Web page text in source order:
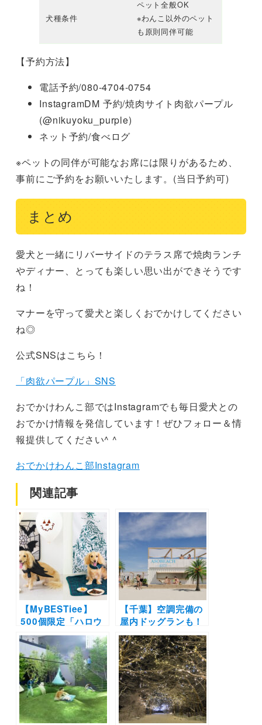
犬種条件
ペット全般OK
※わんこ以外のペット
も原則同伴可能
【予約方法】
電話予約/080-4704-0754
InstagramDM 予約/焼肉サイト肉欲パープル
(@nikuyoku_purple)
ネット予約/食べログ
※ペットの同伴が可能なお席には限りがあるため、
事前にご予約をお願いいたします。(当日予約可)
まとめ
愛犬と一緒にリバーサイドのテラス席で焼肉ランチ
やディナー、とっても楽しい思い出ができそうです
ね！
マナーを守って愛犬と楽しくおでかけしてください
ね◎
公式SNSはこちら！
「肉欲パープル」SNS
おでかけわんこ部ではInstagramでも毎日愛犬との
おでかけ情報を発信しています！ぜひフォロー＆情
報提供してください^ ^
おでかけわんこ部Instagram
関連記事
【MyBESTiee】
500個限定「ハロウ
ィンBOX」＆「クリ
スマスBOX」販売開
始！可愛い装飾品か
らわんこ用グッズま
で盛りだくさん
【千葉】空調完備の
屋内ドッグランも！
愛犬と過ごす海の家
「ASOBEACH -ア
ソビーチ-」が九十九
里浜にオープン